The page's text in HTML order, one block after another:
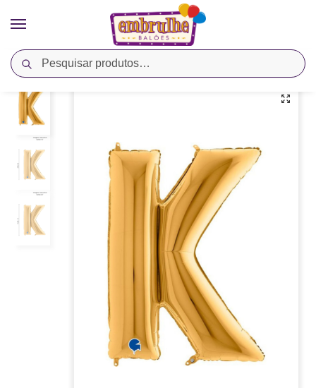
Pesquisar
Início Cores Ouro / Balão Metalizado Letra K – Ouro – Megatoon